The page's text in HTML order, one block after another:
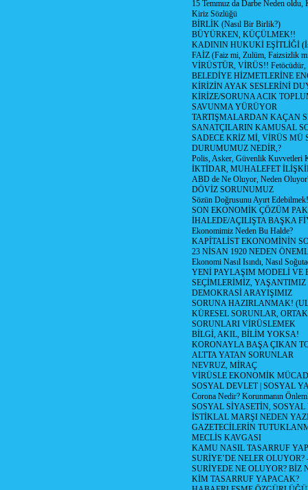
15 Temmuz da Darbe Neden oldu,
Kiriz Sözlüğü
BİRLİK (Nasıl Bir Birlik?)
BÜYÜRKEN, KÜÇÜLMEK!!
KADININ HUKUKİ EŞİTLİĞİ
FAİZ (Faiz mi, Zulüm, Faizsizlik
VİRÜSTÜR, VİRÜS!! Fetöcüdür,
BELEDİYE HİZMETLERİNE
KİRİZİN AYAK SESLERİNİ
KİRİZE/SORUNA ACIK
SAVUNMA YÜRÜYOR
TARTIŞMALARDAN KAÇAN
SANATÇILARIN KAMUSAL
SADECE KRİZ Mİ, VİRÜS MÜ
DURUMUMUZ NEDİR,?
Polis, Asker, Güvenlik Kuvvetleri
İKTİDAR, MUHALEFET
ABD de Ne Oluyor, Neden
DÖVİZ SORUNUMUZ
Sözün Doğrusunu Ayırt Edebilmek!
SON EKONOMİK ÇÖZÜM
İHALEDE/AÇILIŞTA BAŞKA
Ekonomimiz Neden Bu Halde?
KAPİTALİST EKONOMİNİN
23 NİSAN 1920 NEDEN
Ekonomi Nasıl Isındı, Nasıl
YENİ PAYLAŞIM MODELİ VE
SEÇİMLERİMİZ, YAŞANTIMIZ
DEMOKRASİ ARAYIŞIMIZ
SORUNA HAZIRLANMAK!
KÜRESEL SORUNLAR,
SORUNLARI VİRÜSLEMEK
BİLGİ, AKIL, BİLİM YOKSA!
KORONAYLA BAŞA ÇIKAN
ALTTA YATAN SORUNLAR
NEVRUZ, MİRAÇ
VİRÜSLE EKONOMİK
SOSYAL DEVLET | SOSYAL
Corona Nedir? Korunmanın
SOSYAL SİYASETİN,
İSTİKLAL MARŞI NEDEN
GAZETECİLERİN
MECLİS KAVGASI
KAMU NASIL TASARRUF
SURİYE’DE NELER OLUYOR?
SURİYEDE NE OLUYOR? BİZ
KİM TASARRUF YAPACAK?